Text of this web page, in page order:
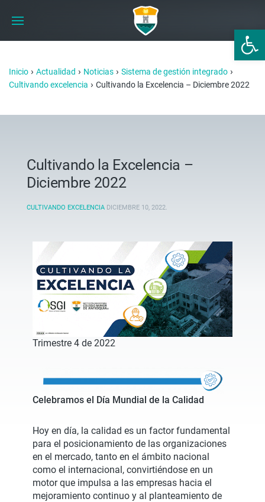
Abrir
Inicio › Actualidad › Noticias › Sistema de gestión integrado ›
Cultivando excelencia › Cultivando la Excelencia – Diciembre 2022
Cultivando la Excelencia –
Diciembre 2022
CULTIVANDO EXCELENCIA DICIEMBRE 10, 2022.
Trimestre 4 de 2022
Celebramos el Día Mundial de la Calidad
Hoy en día, la calidad es un factor fundamental
para el posicionamiento de las organizaciones
en el mercado, tanto en el ámbito nacional
como el internacional, convirtiéndose en un
motor que impulsa a las empresas hacia el
mejoramiento continuo y al planteamiento de